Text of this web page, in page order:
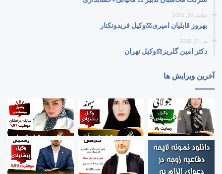
نوامبر 26, 2025
بهروز قابلیان امیری⚖️وکیل فریدونکنار
می 11, 2026
دکتر امین گلریز⚖️وکیل تهران
آخرین ویرایش ها